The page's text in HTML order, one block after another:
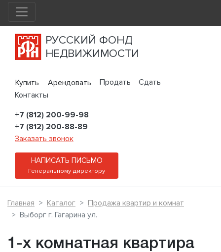
РУССКИЙ ФОНД
НЕДВИЖИМОСТИ
Купить Арендовать Продать
Сдать
Контакты
+7 (812) 200-99-98
+7 (812) 200-88-89
Заказать звонок
НАПИСАТЬ ПИСЬМО
Генеральному директору
Главная Каталог
Продажа квартир и комнат
Выборг г. Гагарина ул.
1-х комнатная квартира